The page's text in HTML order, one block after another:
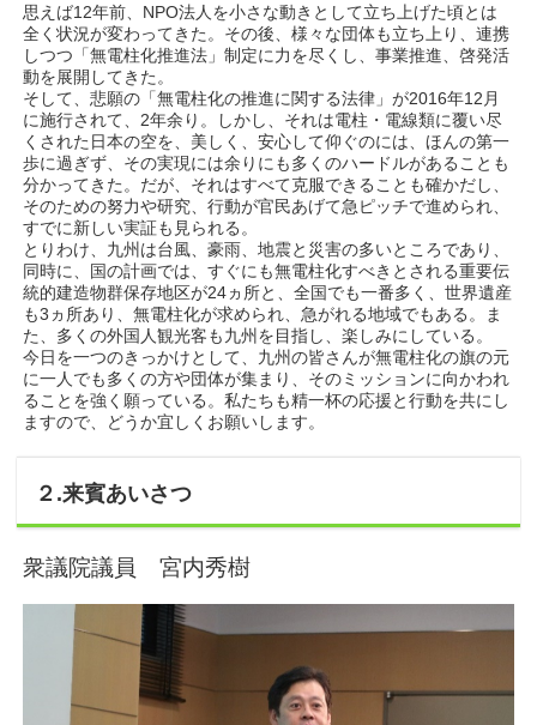
思えば12年前、NPO法人を小さな動きとして立ち上げた頃とは
全く状況が変わってきた。その後、様々な団体も立ち上り、連携
しつつ「無電柱化推進法」制定に力を尽くし、事業推進、啓発活
動を展開してきた。
そして、悲願の「無電柱化の推進に関する法律」が2016年12月
に施行されて、2年余り。しかし、それは電柱・電線類に覆い尽
くされた日本の空を、美しく、安心して仰ぐのには、ほんの第一
歩に過ぎず、その実現には余りにも多くのハードルがあることも
分かってきた。だが、それはすべて克服できることも確かだし、
そのための努力や研究、行動が官民あげて急ピッチで進められ、
すでに新しい実証も見られる。
とりわけ、九州は台風、豪雨、地震と災害の多いところであり、
同時に、国の計画では、すぐにも無電柱化すべきとされる重要伝
統的建造物群保存地区が24ヵ所と、全国でも一番多く、世界遺産
も3ヵ所あり、無電柱化が求められ、急がれる地域でもある。ま
た、多くの外国人観光客も九州を目指し、楽しみにしている。
今日を一つのきっかけとして、九州の皆さんが無電柱化の旗の元
に一人でも多くの方や団体が集まり、そのミッションに向かわれ
ることを強く願っている。私たちも精一杯の応援と行動を共にし
ますので、どうか宜しくお願いします。
２.来賓あいさつ
衆議院議員 宮内秀樹